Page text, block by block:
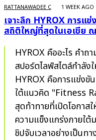
RATTANAWADEE C 1 WEEK AGO
เจาะลึก HYROX การแ
สถิติใหญ่ที่สุดในเอเชีย
HYROX คืออะไร คำถ
สปอร์ตไลฟ์สไตล์กำลัง
HYROX คือการแข่งขั
ใต้แนวคิด "Fitness
สุดท้าทายที่เปิดโอกาส
ความแข็งแกร่งภายใต้
ชิปจับเวลาอย่างเป็นท